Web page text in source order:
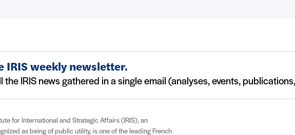
IRIS weekly newsletter.
the IRIS news gathered in a single email (analyses, events,
for International and Strategic Affairs (IRIS), an
as being of public utility, is one of the leading French